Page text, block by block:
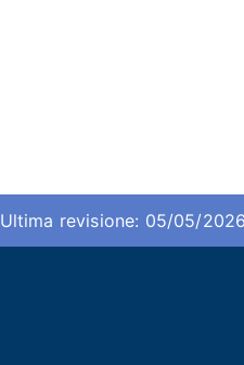
Ultima revisione: 05/05/2026